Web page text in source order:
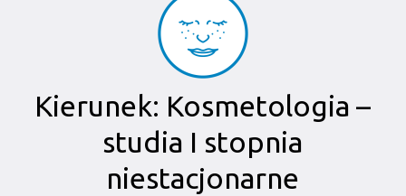
Kierunek: Kosmetologia –
studia I stopnia
niestacjonarne